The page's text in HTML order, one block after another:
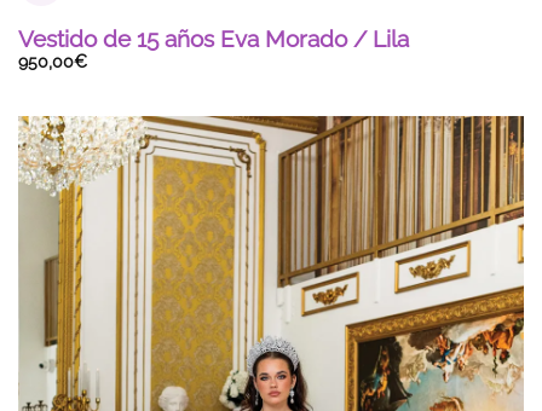
Vestido de 15 años Eva Morado / Lila
950,00€